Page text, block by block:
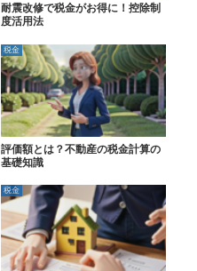
耐震改修で税金がお得に！控除制
度活用法
税金
評価額とは？不動産の税金計算の
基礎知識
税金